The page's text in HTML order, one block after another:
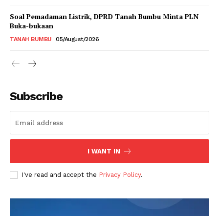
Soal Pemadaman Listrik, DPRD Tanah Bumbu Minta PLN
Buka-bukaan
TANAH BUMBU 05/August/2026
Subscribe
I WANT IN
I've read and accept the Privacy Policy.